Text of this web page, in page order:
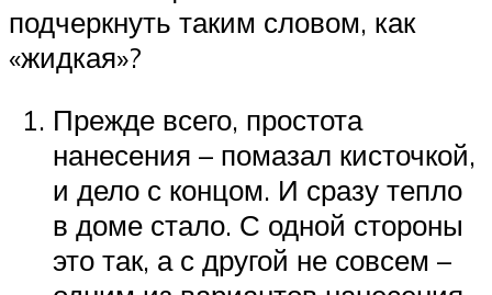
подчеркнуть таким словом, как
«жидкая»?
Прежде всего, простота
нанесения – помазал кисточкой,
и дело с концом. И сразу тепло
в доме стало. С одной стороны
это так, а с другой не совсем –